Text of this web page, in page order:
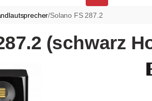
/Solano FS 287.2
(schwarz